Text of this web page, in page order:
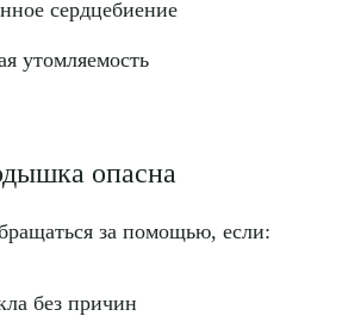
сердцебиение
утомляемость
опасна
за помощью, если:
без причин